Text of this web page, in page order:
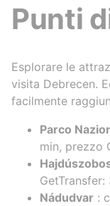
Punti
Esplorare le
visita Debrecen.
facilmente
Parco
min, prezzo
Nádudvar :